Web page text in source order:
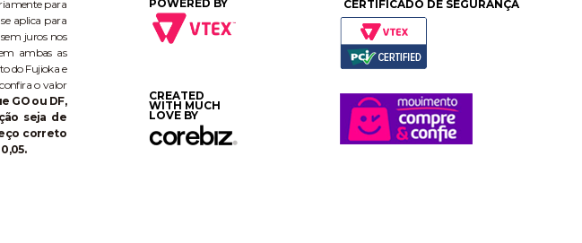
para
aplica para
juros nos
ambas as
do Fujioka e
o valor
GO ou DF,
seja de
correto
POWERED BY
CREATED
WITH MUCH
LOVE BY
CERTIFICADO DE SEGURANÇA